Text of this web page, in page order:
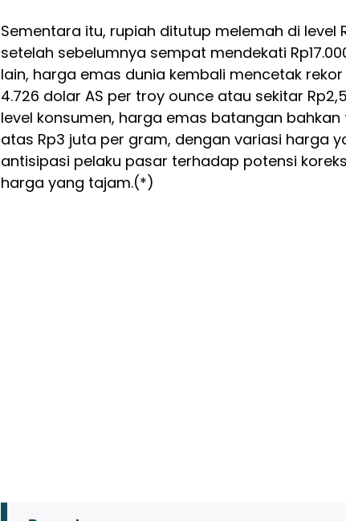
Sementara itu, rupiah ditutup melemah di level
setelah sebelumnya sempat mendekati
lain, harga emas dunia kembali mencetak
4.726 dolar AS per troy ounce atau sekitar
level konsumen, harga emas batangan
atas Rp3 juta per gram, dengan variasi harga
antisipasi pelaku pasar terhadap potensi
harga yang tajam.(*)